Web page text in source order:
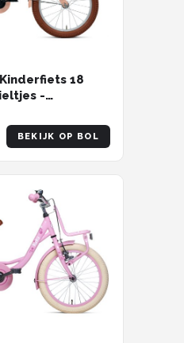
18
-
V-Brake - Mat
BEKIJK OP BOL